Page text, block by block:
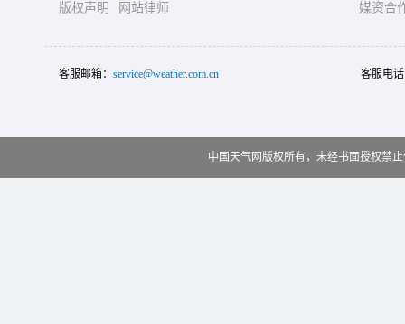
版权声明
网站律师
媒资合
客服邮箱： service@weather.com.cn 客服电
中国天气网版权所有，未经书面授权